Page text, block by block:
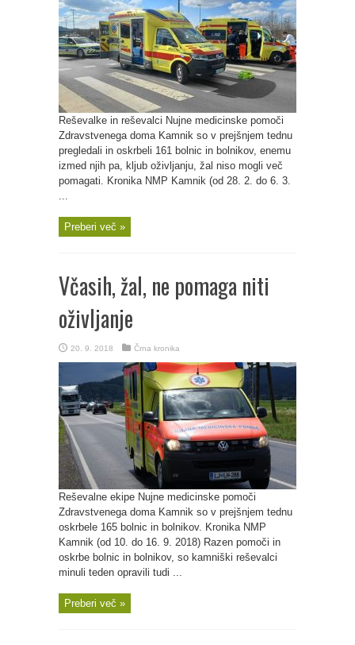
Reševalke in reševalci Nujne medicinske pomoči
Zdravstvenega doma Kamnik so v prejšnjem tednu
pregledali in oskrbeli 161 bolnic in bolnikov, enemu
izmed njih pa, kljub oživljanju, žal niso mogli več
pomagati. Kronika NMP Kamnik (od 28. 2. do 6. 3.
...
Preberi več »
Včasih, žal, ne pomaga niti
oživljanje
20. 9. 2018 Črna kronika
Reševalne ekipe Nujne medicinske pomoči
Zdravstvenega doma Kamnik so v prejšnjem tednu
oskrbele 165 bolnic in bolnikov. Kronika NMP
Kamnik (od 10. do 16. 9. 2018) Razen pomoči in
oskrbe bolnic in bolnikov, so kamniški reševalci
minuli teden opravili tudi ...
Preberi več »